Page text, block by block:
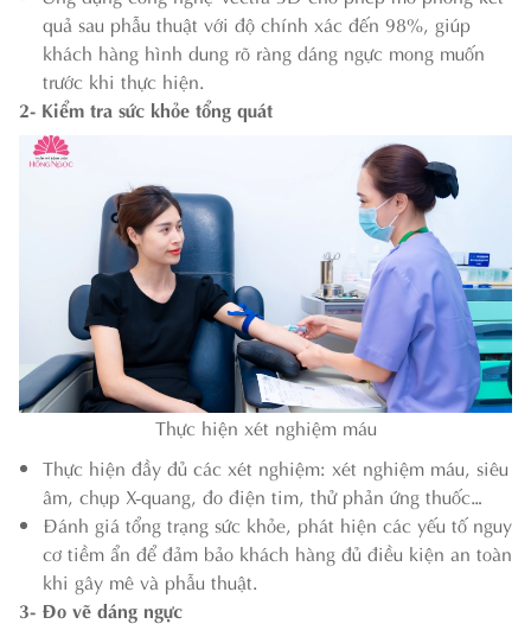
quả sau phẫu thuật với độ chính xác đến 98%, giúp
khách hàng hình dung rõ ràng dáng ngực mong muốn
trước khi thực hiện.
2- Kiểm tra sức khỏe tổng quát
Thực hiện xét nghiệm máu
Thực hiện đầy đủ các xét nghiệm: xét nghiệm máu, siêu
âm, chụp X-quang, đo điện tim, thử phản ứng thuốc…
Đánh giá tổng trạng sức khỏe, phát hiện các yếu tố nguy
cơ tiềm ẩn để đảm bảo khách hàng đủ điều kiện an toàn
khi gây mê và phẫu thuật.
3- Đo vẽ dáng ngực